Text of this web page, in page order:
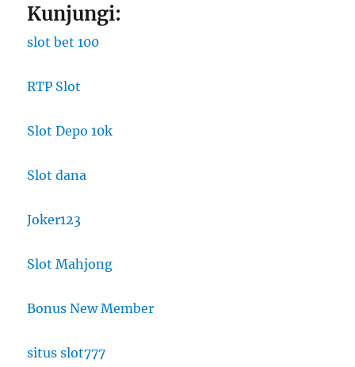
Kunjungi:
slot bet 100
RTP Slot
Slot Depo 10k
Slot dana
Joker123
Slot Mahjong
Bonus New Member
situs slot777